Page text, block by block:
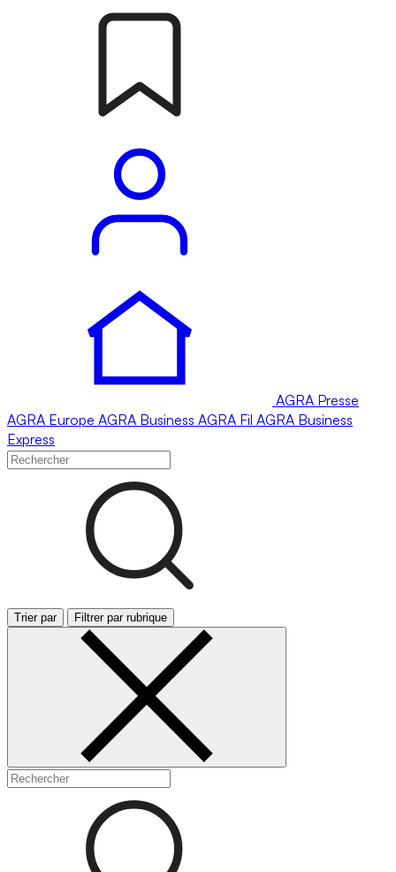
AGRA Presse
AGRA Europe AGRA Business AGRA Fil AGRA Business
Express
Trier par Filtrer par rubrique